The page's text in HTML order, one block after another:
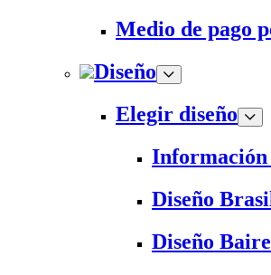
Medio de pago
Diseño
Elegir diseño
Información
Diseño
Diseño